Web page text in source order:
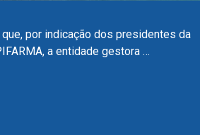
por indicação dos presidentes da
a entidade gestora …